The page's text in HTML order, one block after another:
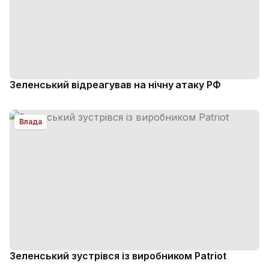
Зеленський відреагував на нічну атаку РФ
Влада
Зеленський зустрівся із виробником Patriot